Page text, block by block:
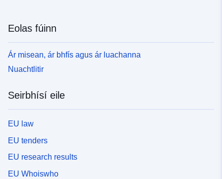
Eolas fúinn
Ár misean, ár bhfís agus ár luachanna
Nuachtlitir
Seirbhísí eile
EU law
EU tenders
EU research results
EU Whoiswho